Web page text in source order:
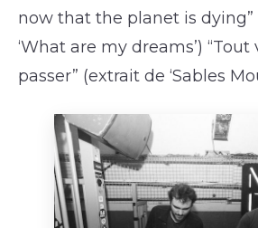
now that the planet is dying”
‘What are my dreams’)
passer” (extrait de ‘Sables